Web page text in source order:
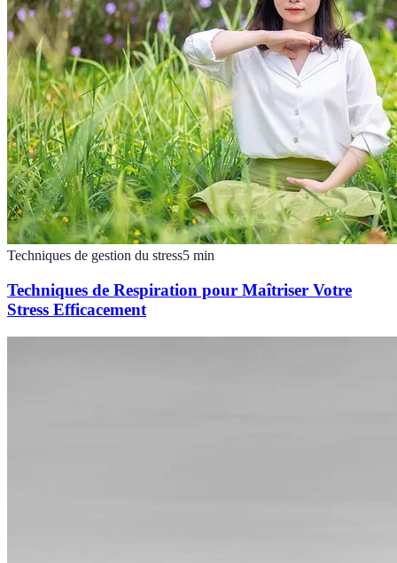
Techniques de gestion du stress5 min
Techniques de Respiration pour Maîtriser Votre
Stress Efficacement